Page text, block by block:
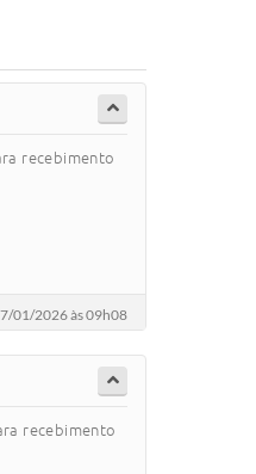
recebimento
01/2026 às 09h08
recebimento